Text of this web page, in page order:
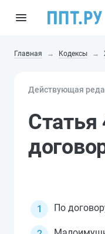
Главная Кодексы
Действующая
По